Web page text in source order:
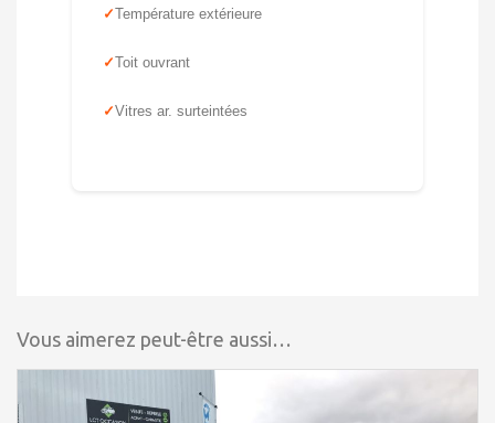
Température extérieure
Toit ouvrant
Vitres ar. surteintées
Vous aimerez peut-être aussi…